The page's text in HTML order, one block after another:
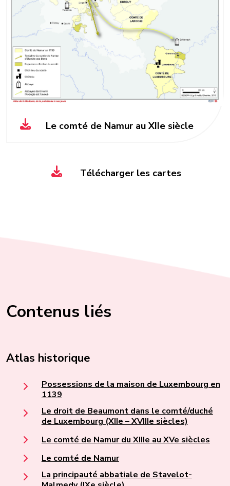
Le comté de Namur au XIIe siècle
Télécharger les cartes
Contenus liés
Atlas historique
Possessions de la maison de Luxembourg en
1139
Le droit de Beaumont dans le comté/duché
de Luxembourg (XIIe – XVIIIe siècles)
Le comté de Namur du XIIIe au XVe siècles
Le comté de Namur
La principauté abbatiale de Stavelot-